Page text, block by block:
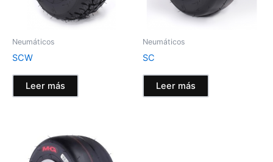
Neumáticos
SCW
Leer más
Neumáticos
SC
Leer más